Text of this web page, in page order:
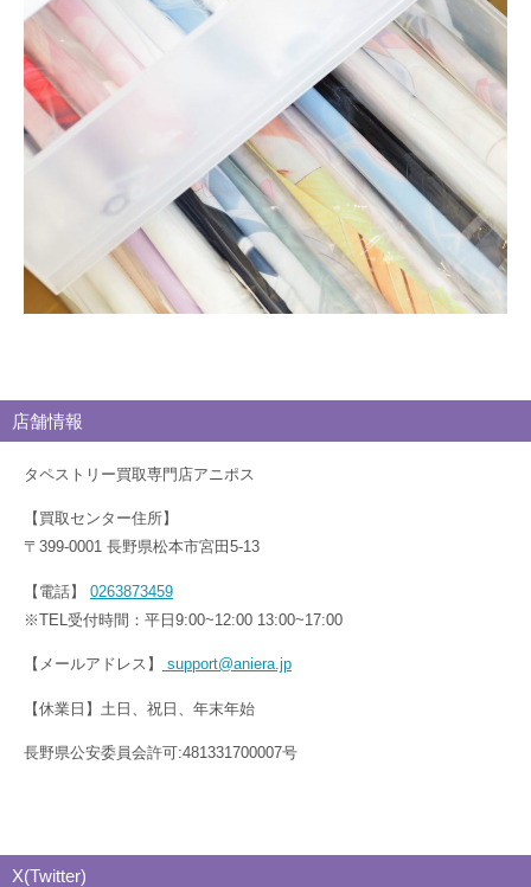
ロ
グ
店舗情報
タペストリー買取専門店アニポス
【買取センター住所】
〒399-0001 長野県松本市宮田5-13
【電話】 0263873459
※TEL受付時間：平日9:00~12:00 13:00~17:00
【メールアドレス】 support@aniera.jp
【休業日】土日、祝日、年末年始
長野県公安委員会許可:481331700007号
X(Twitter)